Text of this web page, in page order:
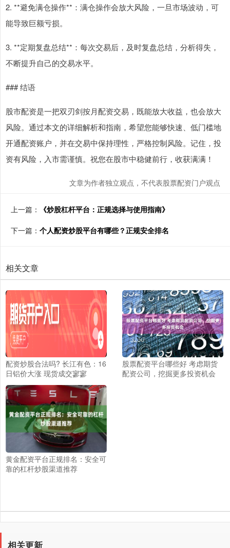
2. **避免满仓操作**：满仓操作会放大风险，一旦市场波动，可
能导致巨额亏损。
3. **定期复盘总结**：每次交易后，及时复盘总结，分析得失，
不断提升自己的交易水平。
### 结语
股市配资是一把双刃剑按月配资交易，既能放大收益，也会放大
风险。通过本文的详细解析和指南，希望您能够快速、低门槛地
开通配资账户，并在交易中保持理性，严格控制风险。记住，投
资有风险，入市需谨慎。祝您在股市中稳健前行，收获满满！
文章为作者独立观点，不代表股票配资门户观点
上一篇： 《炒股杠杆平台：正规选择与使用指南》
下一篇： 个人配资炒股平台有哪些？正规安全排名
相关文章
配资炒股合法吗? 长江有色：16
日铝价大涨 现货成交寥寥
股票配资平台哪些好 考虑期货
配资公司，挖掘更多投资机会
黄金配资平台正规排名：安全可
靠的杠杆炒股渠道推荐
相关更新